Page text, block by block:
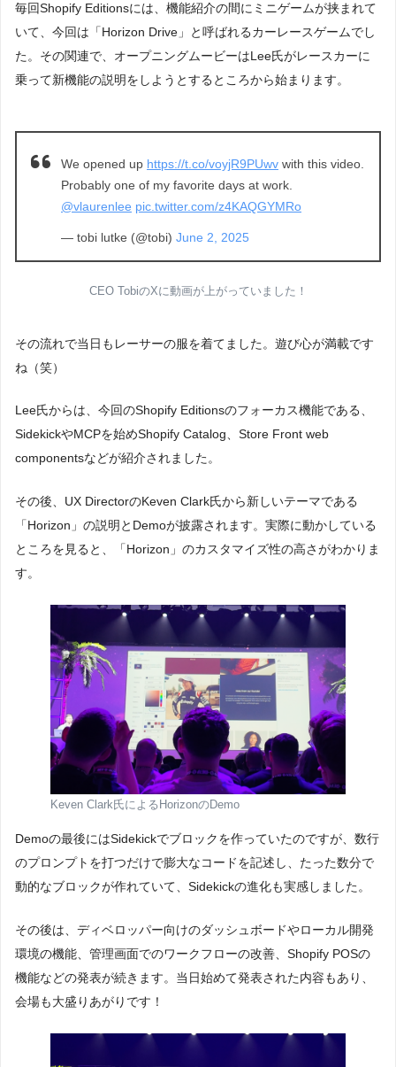
毎回Shopify Editionsには、機能紹介の間にミニゲームが挟まれて
いて、今回は「Horizon Drive」と呼ばれるカーレースゲームでし
た。その関連で、オープニングムービーはLee氏がレースカーに
乗って新機能の説明をしようとするところから始まります。
We opened up https://t.co/voyjR9PUwv with this video.
Probably one of my favorite days at work.
@vlaurenlee pic.twitter.com/z4KAQGYMRo
— tobi lutke (@tobi) June 2, 2025
CEO TobiのXに動画が上がっていました！
その流れで当日もレーサーの服を着てました。遊び心が満載です
ね（笑）
Lee氏からは、今回のShopify Editionsのフォーカス機能である、
SidekickやMCPを始めShopify Catalog、Store Front web
componentsなどが紹介されました。
その後、UX DirectorのKeven Clark氏から新しいテーマである
「Horizon」の説明とDemoが披露されます。実際に動かしている
ところを見ると、「Horizon」のカスタマイズ性の高さがわかりま
す。
Keven Clark氏によるHorizonのDemo
Demoの最後にはSidekickでブロックを作っていたのですが、数行
のプロンプトを打つだけで膨大なコードを記述し、たった数分で
動的なブロックが作れていて、Sidekickの進化も実感しました。
その後は、ディベロッパー向けのダッシュボードやローカル開発
環境の機能、管理画面でのワークフローの改善、Shopify POSの
機能などの発表が続きます。当日始めて発表された内容もあり、
会場も大盛りあがりです！